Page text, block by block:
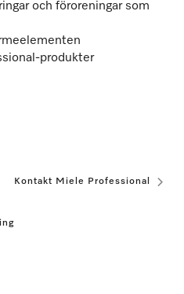
och föroreningar som
produkter
Kontakt Miele Professional